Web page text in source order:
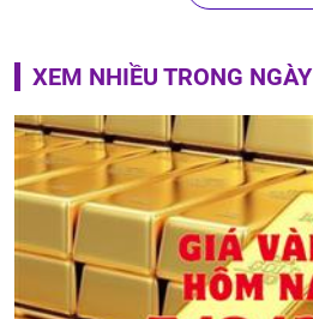
XEM NHIỀU TRONG NGÀY